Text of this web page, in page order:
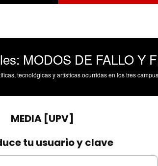
MODOS DE FALLO Y
tecnológicas y artísticas ocurridas en los tres